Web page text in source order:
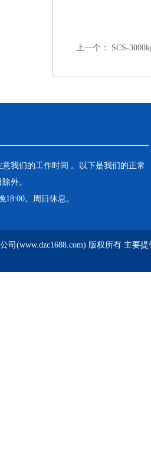
上一个： SCS-
我们的工作时间 。以下是我们的正常
外。
。周日休息。
司(www.dzc1688.com) 版权所有 主要提